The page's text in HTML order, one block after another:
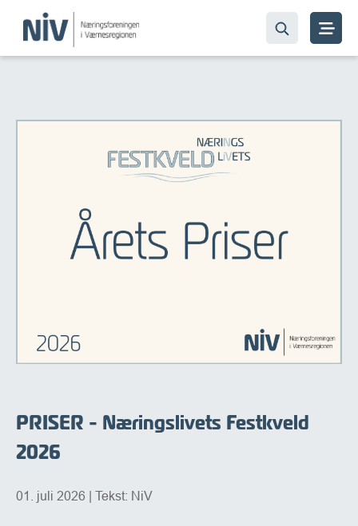
PRISER - Næringslivets Festkveld
2026
01. juli 2026 | Tekst: NiV